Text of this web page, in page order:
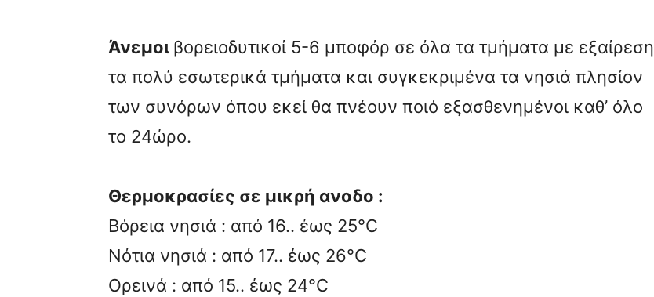
Άνεμοι βορειοδυτικοί 5-6 μποφόρ σε όλα τα τμήματα με εξαίρεση
τα πολύ εσωτερικά τμήματα και συγκεκριμένα τα νησιά πλησίον
των συνόρων όπου εκεί θα πνέουν ποιό εξασθενημένοι καθ’ όλο
το 24ώρο.
Θερμοκρασίες σε μικρή ανοδο :
Βόρεια νησιά : από 16.. έως 25°C
Νότια νησιά : από 17.. έως 26°C
Ορεινά : από 15.. έως 24°C